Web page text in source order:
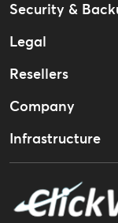
Security &
Legal
Resellers
Company
Infrastructure